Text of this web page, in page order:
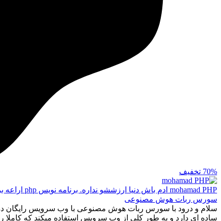
70% تخفیف
mohamad PHP ادم باش دنیا ارزششو نداره. برنامه نویس php اراعه برترین محصولات و خدمات مجازی
سورس ربات هوش مصنوعی
سلام و درود با سورس ربات هوش مصنوعی با وب سرویس
ساده ای دارد و به طور کلی از وب سرویس استفاده میکند که کاملا